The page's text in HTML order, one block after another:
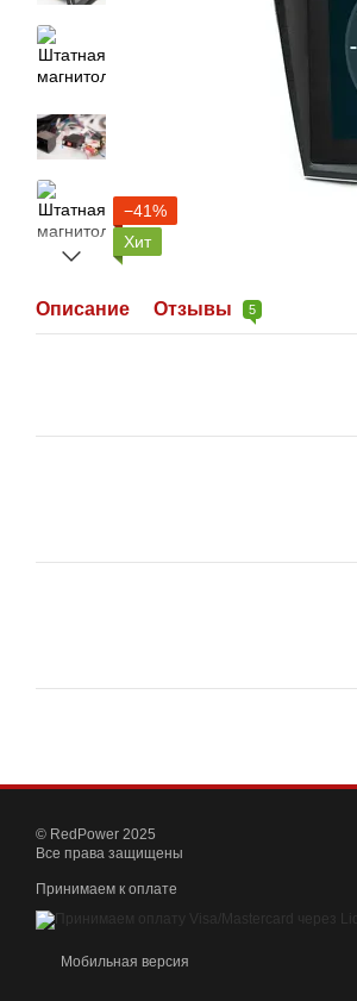
−41%
Хит
Описание Отзывы 5
© RedPower 2025
Все права защищены
Принимаем к оплате
Мобильная версия